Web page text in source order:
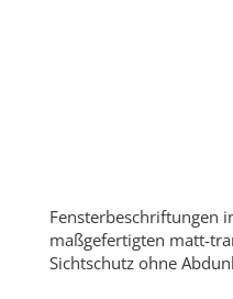
Fensterbeschriftungen
maßgefertigten matt-
Sichtschutz ohne